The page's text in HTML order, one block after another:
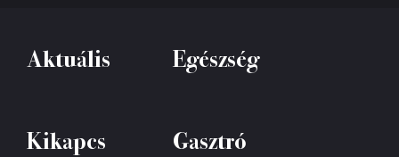
Aktuális Egészség
Kikapcs Gasztró